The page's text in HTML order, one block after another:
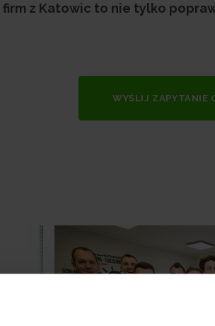
z Katowic to nie tylko
WYŚLIJ ZAPYTANIE